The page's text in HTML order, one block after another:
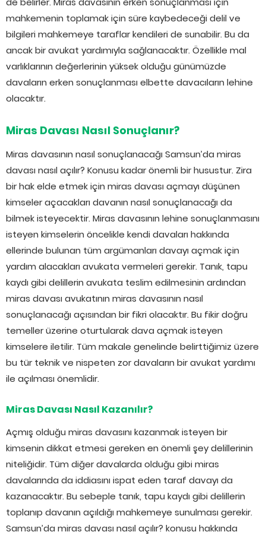
mahkemenin toplamak için süre kaybedeceği delil ve
bilgileri mahkemeye taraflar kendileri de sunabilir. Bu da
ancak bir avukat yardımıyla sağlanacaktır. Özellikle mal
varlıklarının değerlerinin yüksek olduğu günümüzde
davaların erken sonuçlanması elbette davacıların lehine
olacaktır.
Miras Davası Nasıl Sonuçlanır?
Miras davasının nasıl sonuçlanacağı Samsun’da miras
davası nasıl açılır? Konusu kadar önemli bir husustur. Zira
bir hak elde etmek için miras davası açmayı düşünen
kimseler açacakları davanın nasıl sonuçlanacağı da
bilmek isteyecektir. Miras davasının lehine sonuçlanmasını
isteyen kimselerin öncelikle kendi davaları hakkında
ellerinde bulunan tüm argümanları davayı açmak için
yardım alacakları avukata vermeleri gerekir. Tanık, tapu
kaydı gibi delillerin avukata teslim edilmesinin ardından
miras davası avukatının miras davasının nasıl
sonuçlanacağı açısından bir fikri olacaktır. Bu fikir doğru
temeller üzerine oturtularak dava açmak isteyen
kimselere iletilir. Tüm makale genelinde belirttiğimiz üzere
bu tür teknik ve nispeten zor davaların bir avukat yardımı
ile açılması önemlidir.
Miras Davası Nasıl Kazanılır?
Açmış olduğu miras davasını kazanmak isteyen bir
kimsenin dikkat etmesi gereken en önemli şey delillerinin
niteliğidir. Tüm diğer davalarda olduğu gibi miras
davalarında da iddiasını ispat eden taraf davayı da
kazanacaktır. Bu sebeple tanık, tapu kaydı gibi delillerin
toplanıp davanın açıldığı mahkemeye sunulması gerekir.
Samsun’da miras davası nasıl açılır? konusu hakkında